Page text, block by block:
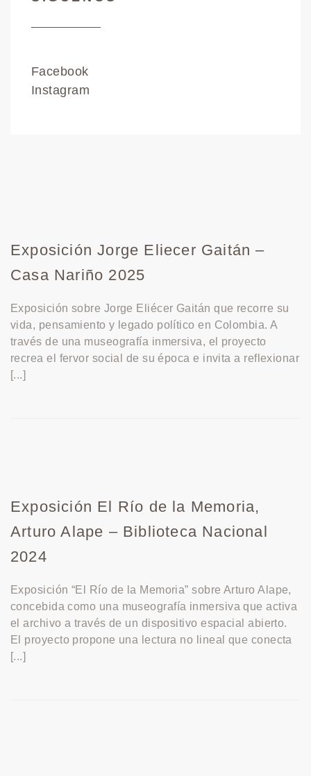
Facebook
Instagram
Exposición Jorge Eliecer Gaitán –
Casa Nariño 2025
Exposición sobre Jorge Eliécer Gaitán que recorre su
vida, pensamiento y legado político en Colombia. A
través de una museografía inmersiva, el proyecto
recrea el fervor social de su época e invita a reflexionar
[...]
Exposición El Río de la Memoria,
Arturo Alape – Biblioteca Nacional
2024
Exposición “El Río de la Memoria” sobre Arturo Alape,
concebida como una museografía inmersiva que activa
el archivo a través de un dispositivo espacial abierto.
El proyecto propone una lectura no lineal que conecta
[...]